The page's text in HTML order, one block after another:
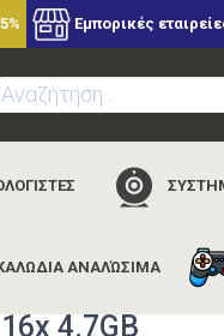
Εμπορικές
ΑΝΑΛΏΣΙΜΑ
εταιρίες kodak
4.7GB